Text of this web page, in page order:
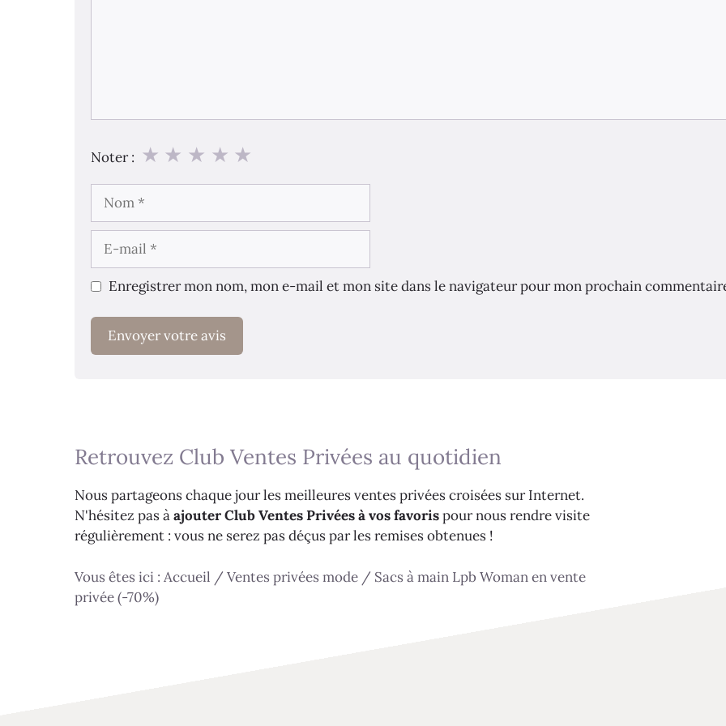
Noter : ★
★
★
★
★
mail
Enregistrer mon nom, mon e-mail et mon site dans le navigateur pour mon prochain
Retrouvez Club Ventes Privées au quotidien
Nous partageons chaque jour les meilleures ventes privées croisées sur Internet.
N'hésitez pas àajouter Club Ventes Privées à vos favorispour nous rendre visite
régulièrement : vous ne serez pas déçus par les remises obtenues !
Vous êtes ici : Accueil / Ventes privées mode / Sacs à main Lpb Woman en vente
privée (-70%)